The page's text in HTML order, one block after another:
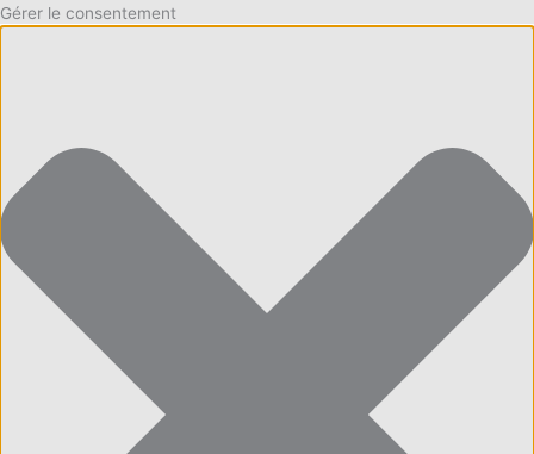
Gérer le consentement